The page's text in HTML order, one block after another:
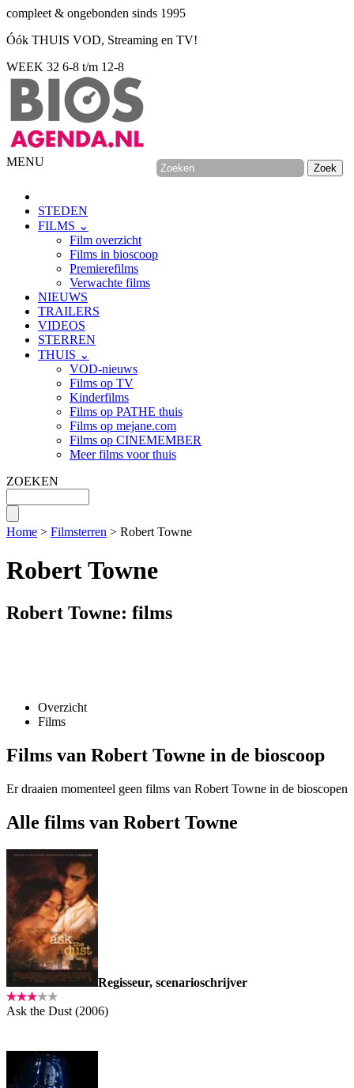
compleet & ongebonden sinds 1995
Óók THUIS VOD, Streaming en TV!
WEEK 32 6-8 t/m 12-8
MENU
STEDEN
FILMS ⌄
Film overzicht
Films in bioscoop
Premierefilms
Verwachte films
NIEUWS
TRAILERS
VIDEOS
STERREN
THUIS ⌄
VOD-nieuws
Films op TV
Kinderfilms
Films op PATHE thuis
Films op mejane.com
Films op CINEMEMBER
Meer films voor thuis
ZOEKEN
Home > Filmsterren > Robert Towne
Robert Towne
Robert Towne: films
Overzicht
Films
Films van Robert Towne in de bioscoop
Er draaien momenteel geen films van Robert Towne in de bioscopen
Alle films van Robert Towne
Regisseur, scenarioschrijver
Ask the Dust (2006)